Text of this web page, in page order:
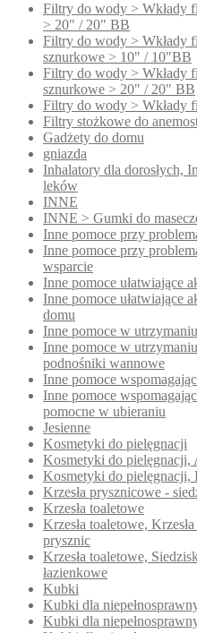
Filtry do wody > Wkłady
> 20" / 20" BB
Filtry do wody > Wkłady
sznurkowe > 10" / 10"BB
Filtry do wody > Wkłady
sznurkowe > 20" / 20" BB
Filtry do wody > Wkłady
Filtry stożkowe do
Gadżety do domu
gniazda
Inhalatory dla dorosłych,
leków
INNE
INNE > Gumki do
Inne pomoce przy
Inne pomoce przy
wsparcie
Inne pomoce ułatwiające
Inne pomoce ułatwiające
domu
Inne pomoce w
Inne pomoce w
podnośniki wannowe
Inne pomoce
Inne pomoce
pomocne w ubieraniu
Jesienne
Kosmetyki do pielęgnacji
Kosmetyki do pielęgnacji,
Kosmetyki do pielęgnacji,
Krzesła prysznicowe -
Krzesła toaletowe
Krzesła toaletowe,
prysznic
Krzesła toaletowe,
łazienkowe
Kubki
Kubki dla
Kubki dla